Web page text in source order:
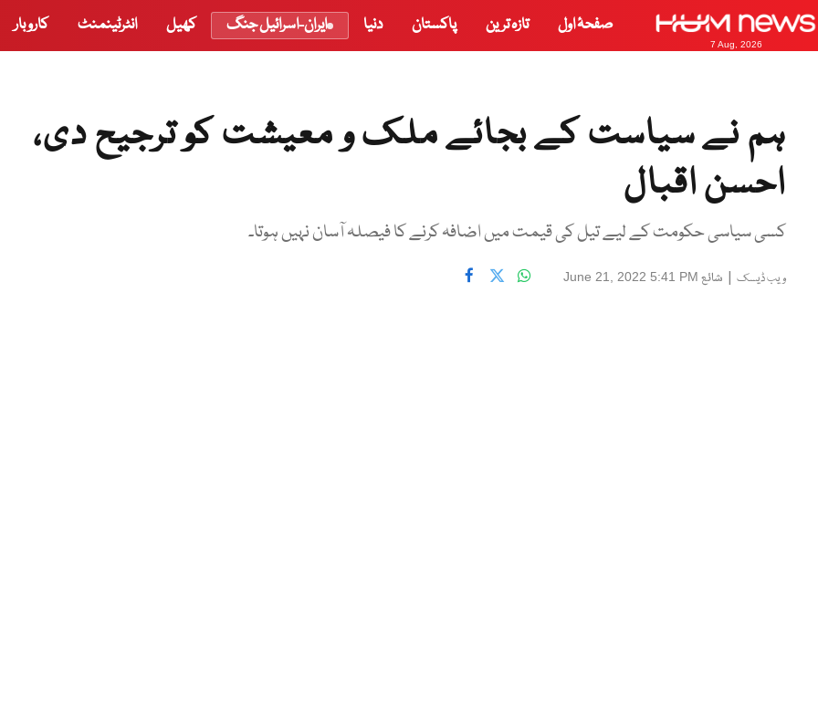
7 Aug, 2026
صفحۂ اول تازہ ترین پاکستان دنیا ایران-اسرائیل جنگ کھیل انٹرٹینمنٹ کاروبار
ہم نے سیاست کے بجائے ملک و معیشت کو ترجیح دی،
احسن اقبال
کسی سیاسی حکومت کے لیے تیل کی قیمت میں اضافہ کرنے کا فیصلہ آسان نہیں ہوتا۔
ویب ڈیسک | شائع June 21, 2022 5:41 PM